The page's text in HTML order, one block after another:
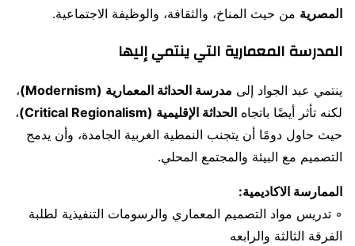
المصرية من حيث المناخ، والثقافة، والوظيفة الاجتماعية.
المدرسة المعمارية التي ينتمي إليها
ينتمي عبد الجواد إلى مدرسة الحداثة المعمارية (Modernism)
،
لكنه تأثر أيضًا باتجاه الحداثة الإقليمية (Critical Regionalism)
،
حيث حاول دومًا أن يتجنب النمطية الغربية الجامدة، وأن يدمج
التصميم مع البيئة والمجتمع المحلي.
الممارسة الاكاديمية:
◦ تدريس مواد التصميم المعماري والرسومات التنفيذية لطلبة
الفرقة الثالثة والرابعه